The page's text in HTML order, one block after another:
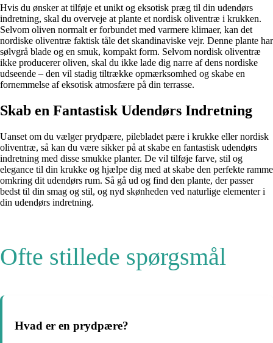
Hvis du ønsker at tilføje et unikt og eksotisk præg til din udendørs
indretning, skal du overveje at plante et nordisk oliventræ i krukken.
Selvom oliven normalt er forbundet med varmere klimaer, kan det
nordiske oliventræ faktisk tåle det skandinaviske vejr. Denne plante har
sølvgrå blade og en smuk, kompakt form. Selvom nordisk oliventræ
ikke producerer oliven, skal du ikke lade dig narre af dens nordiske
udseende – den vil stadig tiltrække opmærksomhed og skabe en
fornemmelse af eksotisk atmosfære på din terrasse.
Skab en Fantastisk Udendørs Indretning
Uanset om du vælger prydpære, pilebladet pære i krukke eller nordisk
oliventræ, så kan du være sikker på at skabe en fantastisk udendørs
indretning med disse smukke planter. De vil tilføje farve, stil og
elegance til din krukke og hjælpe dig med at skabe den perfekte ramme
omkring dit udendørs rum. Så gå ud og find den plante, der passer
bedst til din smag og stil, og nyd skønheden ved naturlige elementer i
din udendørs indretning.
Ofte stillede spørgsmål
Hvad er en prydpære?